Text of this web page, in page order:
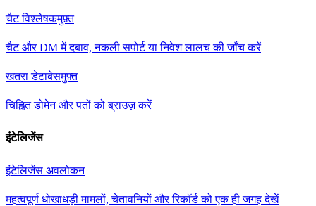
चैट विश्लेषकमुफ़्त
चैट और DM में दबाव, नकली सपोर्ट या निवेश लालच की जाँच करें
खतरा डेटाबेसमुफ़्त
चिह्नित डोमेन और पतों को ब्राउज़ करें
इंटेलिजेंस
इंटेलिजेंस अवलोकन
महत्वपूर्ण धोखाधड़ी मामलों, चेतावनियों और रिकॉर्ड को एक ही जगह देखें